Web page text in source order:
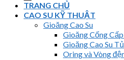
TRANG CHỦ
CAO SU KỸ THUẬT
Gioăng Cao Su
Gioăng Cống
Gioăng Cao Su
Oring và Vòng